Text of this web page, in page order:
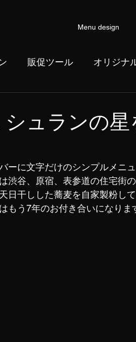
Menu design
販促ツール オリジナ
イティング
ュランの星
ーに文字だけのシンプルメニ
渋谷、原宿、表参道の住宅街
日干しした蕎麦を自家製粉し
もう7年のお付き合いになりま